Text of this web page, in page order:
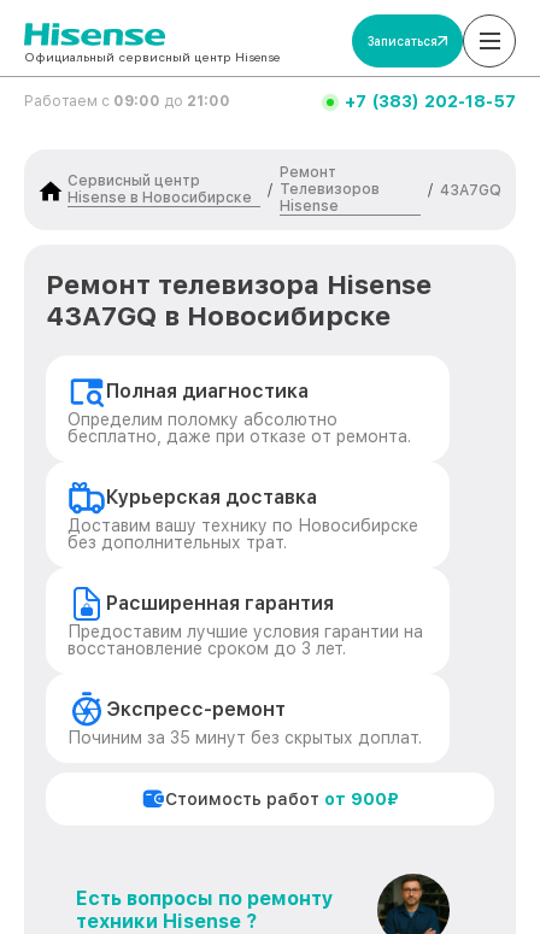
Официальный сервисный центр Hisense
Записаться
Работаем с 09:00 до 21:00 +7 (383) 202-18-57
Сервисный центр
Hisense в Новосибирске
/
Ремонт
Телевизоров
Hisense
/ 43A7GQ
Ремонт телевизора Hisense
43A7GQ в Новосибирске
Полная диагностика
Определим поломку абсолютно
бесплатно, даже при отказе от ремонта.
Курьерская доставка
Доставим вашу технику по Новосибирске
без дополнительных трат.
Расширенная гарантия
Предоставим лучшие условия гарантии на
восстановление сроком до 3 лет.
Экспресс-ремонт
Починим за 35 минут без скрытых доплат.
Стоимость работ от 900₽
Есть вопросы по ремонту
техники Hisense ?